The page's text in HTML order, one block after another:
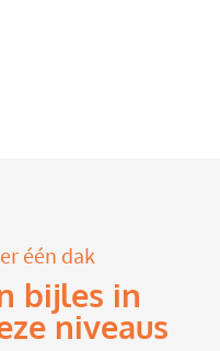
één dak
bijles in
niveaus